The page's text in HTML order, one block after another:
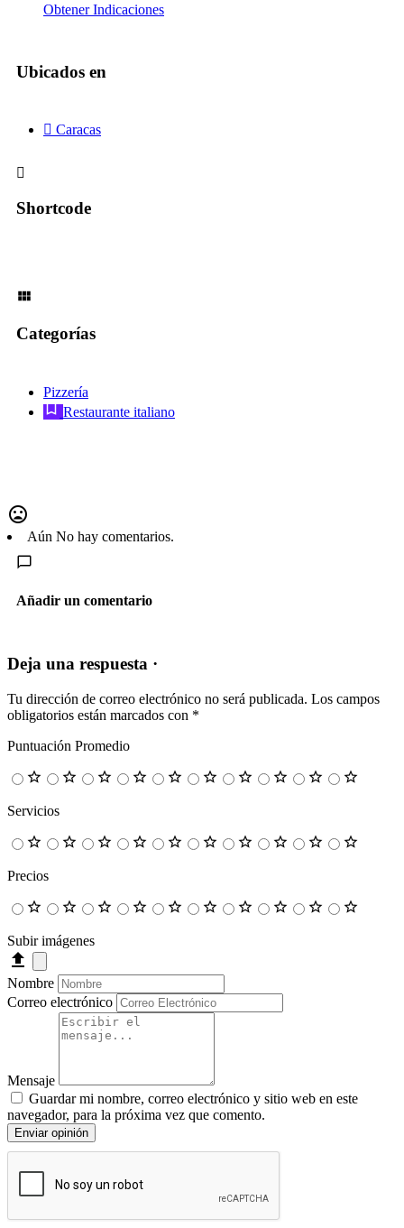
Obtener Indicaciones
Ubicados en
Caracas
Shortcode
Categorías
Pizzería
Restaurante italiano
Aún No hay comentarios.
Añadir un comentario
Deja una respuesta ·
Tu dirección de correo electrónico no será publicada. Los campos
obligatorios están marcados con *
Puntuación Promedio
Servicios
Precios
Subir imágenes
Nombre
Correo electrónico
Mensaje
Guardar mi nombre, correo electrónico y sitio web en este
navegador, para la próxima vez que comento.
Enviar opinión